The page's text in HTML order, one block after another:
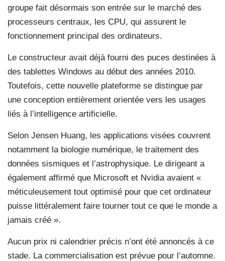
groupe fait désormais son entrée sur le marché des
processeurs centraux, les CPU, qui assurent le
fonctionnement principal des ordinateurs.
Le constructeur avait déjà fourni des puces destinées à
des tablettes Windows au début des années 2010.
Toutefois, cette nouvelle plateforme se distingue par
une conception entièrement orientée vers les usages
liés à l’intelligence artificielle.
Selon Jensen Huang, les applications visées couvrent
notamment la biologie numérique, le traitement des
données sismiques et l’astrophysique. Le dirigeant a
également affirmé que Microsoft et Nvidia avaient «
méticuleusement tout optimisé pour que cet ordinateur
puisse littéralement faire tourner tout ce que le monde a
jamais créé ».
Aucun prix ni calendrier précis n’ont été annoncés à ce
stade. La commercialisation est prévue pour l’automne.